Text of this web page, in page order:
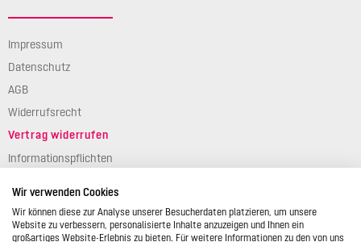
Impressum
Datenschutz
AGB
Widerrufsrecht
Vertrag widerrufen
Informationspflichten
Wir verwenden Cookies
Wir können diese zur Analyse unserer Besucherdaten platzieren, um unsere
Website zu verbessern, personalisierte Inhalte anzuzeigen und Ihnen ein
großartiges Website-Erlebnis zu bieten. Für weitere Informationen zu den von uns